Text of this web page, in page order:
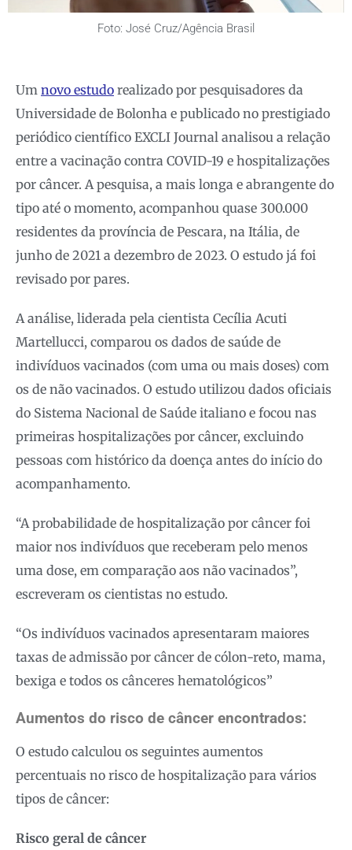
Foto: José Cruz/Agência Brasil
Um novo estudo realizado por pesquisadores da
Universidade de Bolonha e publicado no prestigiado
periódico científico EXCLI Journal analisou a relação
entre a vacinação contra COVID-19 e hospitalizações
por câncer. A pesquisa, a mais longa e abrangente do
tipo até o momento, acompanhou quase 300.000
residentes da província de Pescara, na Itália, de
junho de 2021 a dezembro de 2023. O estudo já foi
revisado por pares.
A análise, liderada pela cientista Cecília Acuti
Martellucci, comparou os dados de saúde de
indivíduos vacinados (com uma ou mais doses) com
os de não vacinados. O estudo utilizou dados oficiais
do Sistema Nacional de Saúde italiano e focou nas
primeiras hospitalizações por câncer, excluindo
pessoas com histórico da doença antes do início do
acompanhamento.
“A probabilidade de hospitalização por câncer foi
maior nos indivíduos que receberam pelo menos
uma dose, em comparação aos não vacinados”,
escreveram os cientistas no estudo.
“Os indivíduos vacinados apresentaram maiores
taxas de admissão por câncer de cólon-reto, mama,
bexiga e todos os cânceres hematológicos”
Aumentos do risco de câncer encontrados:
O estudo calculou os seguintes aumentos
percentuais no risco de hospitalização para vários
tipos de câncer:
Risco geral de câncer